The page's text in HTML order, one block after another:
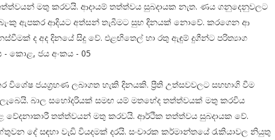
මතු කරවයි. ආදායම් තත්ත්වය සුබදායක නැත. ණය ගනුදෙනුවලට
බැංකු ඇපකර ආදියට අත්සන් තැබීමට සුභ දිනයක් නොවේ. කරගෙන ආ
ද අද දිනයේ සිදු වේ. එළඟිතෙල් හා රතු ඇඳුම් දුගීන්ට පරිත්‍යාග
කොළ, ජය අංකය - 05
විශේෂ ජයග්‍රහණ ලබාගත හැකි දිනයකි. ප්‍රීති උත්සවවලට සහභාගි වීම
ලැබෙයි. බාල සහෝදරියක් සමඟ යම් මතභේද තත්ත්වයක් මතු කරවිය
වේදනාකාරී තත්ත්වයන් මතු කරවයි. ආර්ථික තත්ත්වය සුබදායක වේ.
දේ සඳහා වැඩි වියදමක් දරයි. සංචාරක කර්මාන්තයේ රැකියාවල නියුතු